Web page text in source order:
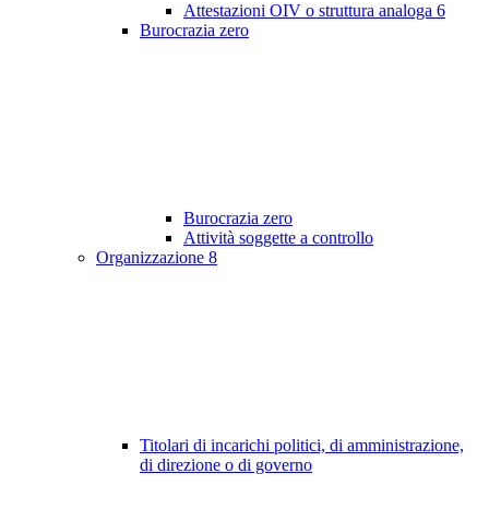
Attestazioni OIV o struttura analoga 6
Burocrazia zero
Burocrazia zero
Attività soggette a controllo
Organizzazione 8
Titolari di incarichi politici, di amministrazione,
di direzione o di governo